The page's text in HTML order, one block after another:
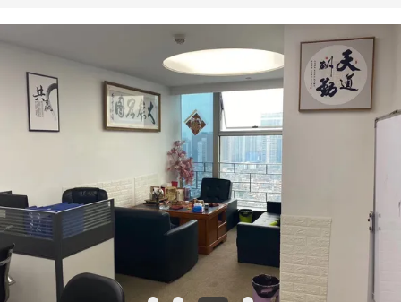
মান
নিয়ন্ত্রণ
যোগাযোগ
খবর
কেস